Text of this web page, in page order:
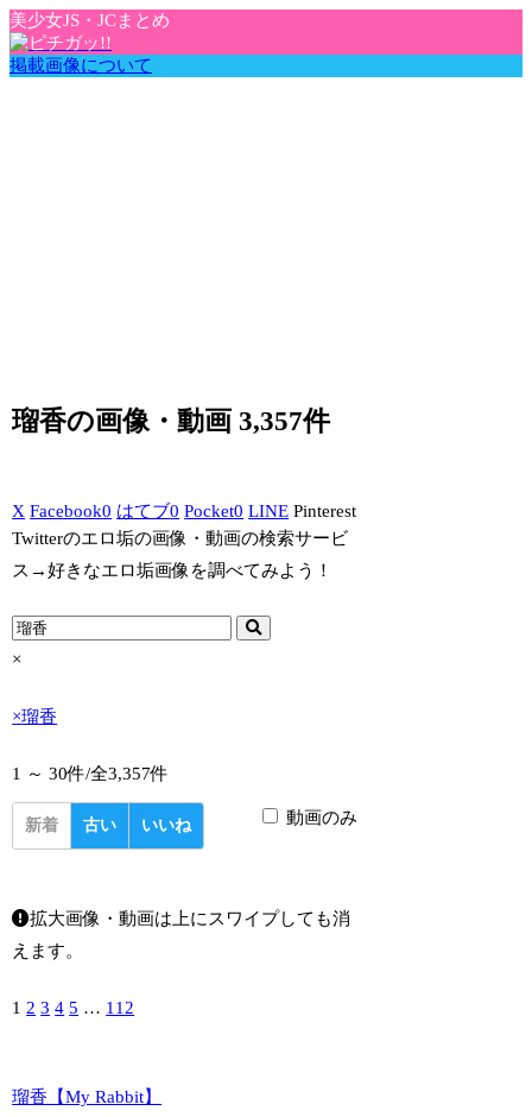
美少女JS・JCまとめ
掲載画像について
瑠香の画像・動画 3,357件
X Facebook0 はてブ0 Pocket0 LINE Pinterest
Twitterのエロ垢の画像・動画の検索サービ
ス→好きなエロ垢画像を調べてみよう！
×
×瑠香
1 ～ 30件/全3,357件
新着 古い いいね 動画のみ
拡大画像・動画は上にスワイプしても消
えます。
1 2 3 4 5 … 112
瑠香【My Rabbit】